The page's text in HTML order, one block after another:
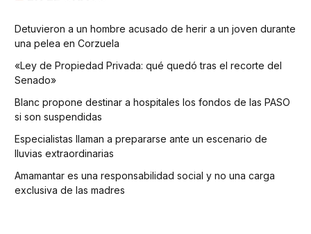
Detuvieron a un hombre acusado de herir a un joven durante
una pelea en Corzuela
«Ley de Propiedad Privada: qué quedó tras el recorte del
Senado»
Blanc propone destinar a hospitales los fondos de las PASO
si son suspendidas
Especialistas llaman a prepararse ante un escenario de
lluvias extraordinarias
Amamantar es una responsabilidad social y no una carga
exclusiva de las madres